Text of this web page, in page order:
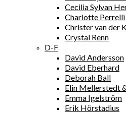
Cecilia Sylvan
Charlotte Perrelli
Christer van der
Crystal Renn
D-F
David Andersson
David Eberhard
Deborah Ball
Elin Mellerstedt
Emma Igelström
Erik Hörstadius